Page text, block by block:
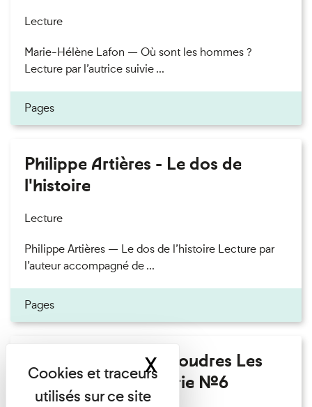
Lecture
Marie-Hélène Lafon — Où sont les hommes ?
Lecture par l’autrice suivie ...
Pages
Philippe Artières - Le dos de
l'histoire
Lecture
Philippe Artières — Le dos de l’histoire Lecture par
l’auteur accompagné de ...
Pages
Fanny Taillandier - Foudres Les
Invités de l’Imprimerie n°6
XMasquer le